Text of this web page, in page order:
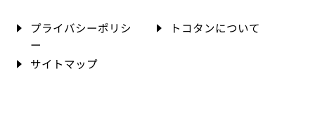
プライバシーポリシ
ー
トコタンについて
サイトマップ